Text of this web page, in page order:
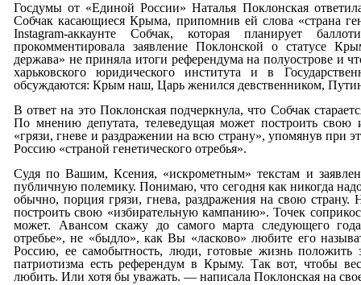
Госдумы от «Единой России» Наталья Поклонская
Собчак касающиеся Крыма, припомнив ей слова «страна
Instagram-аккаунте Собчак, которая планирует
прокомментировала заявление Поклонской о статусе
держава» не приняла итоги референдума на полуострове и
харьковского юридического института и в
обсуждаются: Крым наш, Царь женился девственником,
В ответ на это Поклонская подчеркнула, что Собчак
По мнению депутата, телеведущая может построить свою
«грязи, гневе и раздражении на всю страну», упомянув при
Россию «страной генетического отребья».
Судя по Вашим, Ксения, «искрометным» текстам и
публичную полемику. Понимаю, что сегодня как никогда
обычно, порция грязи, гнева, раздражения на свою
построить свою «избирательную кампанию». Точек
может. Авансом скажу до самого марта следующего
отребье», не «быдло», как Вы «ласково» любите его
Россию, ее самобытность, люди, готовые жизнь
патриотизма есть референдум в Крыму. Так вот, чтобы
любить. Или хотя бы уважать. — написала Поклонская на